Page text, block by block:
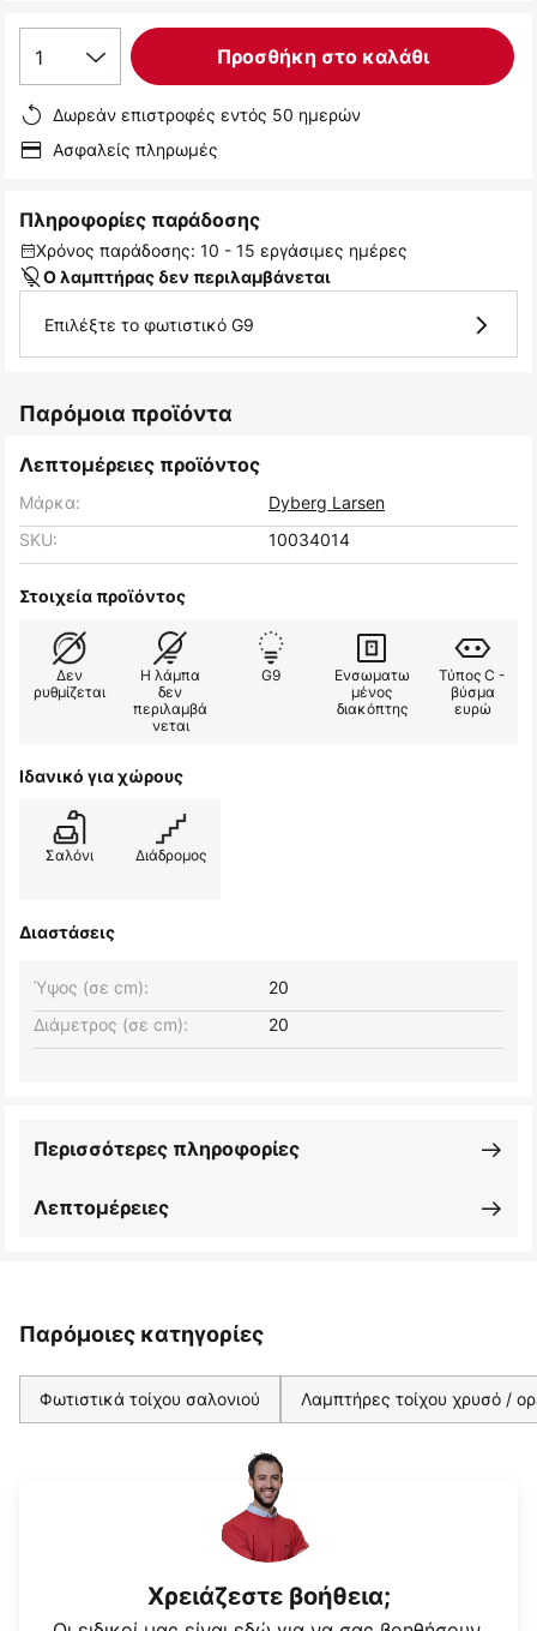
1 Προσθήκη στο καλάθι
Δωρεάν επιστροφές εντός 50 ημερών
Ασφαλείς πληρωμές
Πληροφορίες παράδοσης
Χρόνος παράδοσης: 10 - 15 εργάσιμες ημέρες
Ο λαμπτήρας δεν περιλαμβάνεται
Επιλέξτε το φωτιστικό G9
Παρόμοια προϊόντα
Λεπτομέρειες προϊόντος
Μάρκα:
Dyberg Larsen
SKU:
10034014
Στοιχεία προϊόντος
Δεν
ρυθμίζεται
Η λάμπα
δεν
περιλαμβά
νεται
G9
Ενσωματω
μένος
διακόπτης
Τύπος C -
βύσμα
ευρώ
Ιδανικό για χώρους
Σαλόνι Διάδρομος
Διαστάσεις
Ύψος (σε cm):
20
Διάμετρος (σε cm):
20
Λεπτομέρειες
Περισσότερες πληροφορίες
Παρόμοιες κατηγορίες
Φωτιστικά τοίχου σαλονιού Λαμπτήρες τοίχου χρυσό /
Χρειάζεστε βοήθεια;